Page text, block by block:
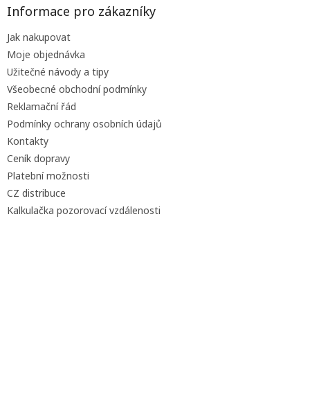
Informace pro zákazníky
Jak nakupovat
Moje objednávka
Užitečné návody a tipy
Všeobecné obchodní podmínky
Reklamační řád
Podmínky ochrany osobních údajů
Kontakty
Ceník dopravy
Platební možnosti
CZ distribuce
Kalkulačka pozorovací vzdálenosti